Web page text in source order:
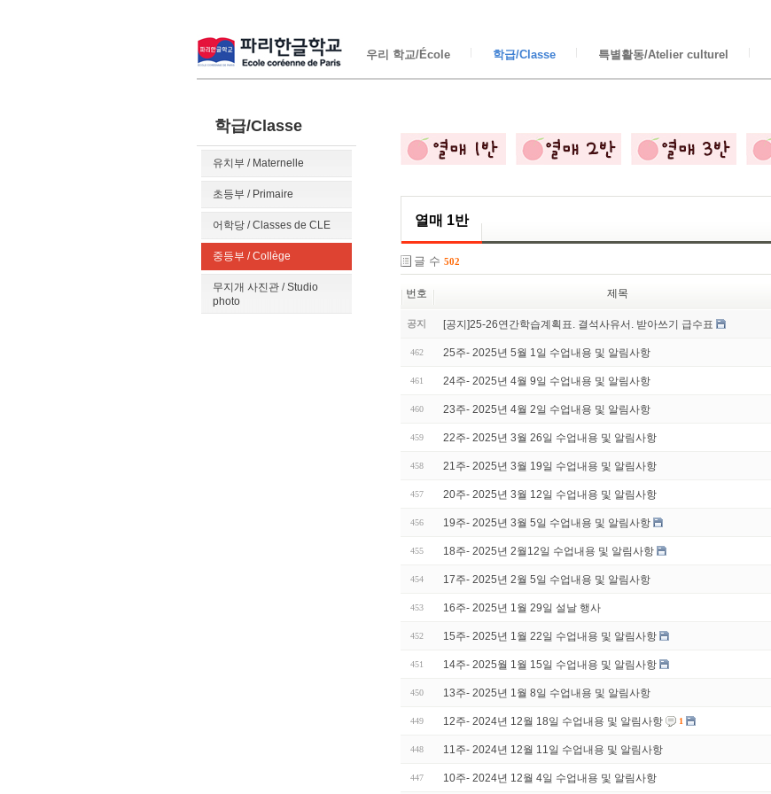
우리 학교/École 학급/Classe 특별활동/Atelier culturel
학급/Classe
유치부 / Maternelle
초등부 / Primaire
어학당 / Classes de CLE
중등부 / Collège
무지개 사진관 / Studio
photo
열매 1반
글 수 502
번호 제목
공지 [공지]25-26연간학습계획표. 결석사유서. 받아쓰기 급수표
462 25주- 2025년 5월 1일 수업내용 및 알림사항
461 24주- 2025년 4월 9일 수업내용 및 알림사항
460 23주- 2025년 4월 2일 수업내용 및 알림사항
459 22주- 2025년 3월 26일 수업내용 및 알림사항
458 21주- 2025년 3월 19일 수업내용 및 알림사항
457 20주- 2025년 3월 12일 수업내용 및 알림사항
456 19주- 2025년 3월 5일 수업내용 및 알림사항
455 18주- 2025년 2월12일 수업내용 및 알림사항
454 17주- 2025년 2월 5일 수업내용 및 알림사항
453 16주- 2025년 1월 29일 설날 행사
452 15주- 2025년 1월 22일 수업내용 및 알림사항
451 14주- 2025월 1월 15일 수업내용 및 알림사항
450 13주- 2025년 1월 8일 수업내용 및 알림사항
449 12주- 2024년 12월 18일 수업내용 및 알림사항 1
448 11주- 2024년 12월 11일 수업내용 및 알림사항
447 10주- 2024년 12월 4일 수업내용 및 알림사항